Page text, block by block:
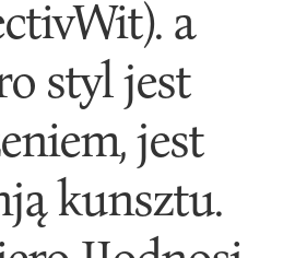
a
styl jest
jest
kunsztu.